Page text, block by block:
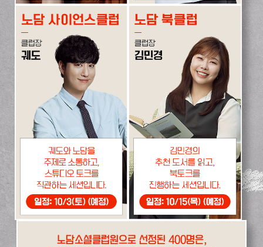
노담소셜클럽원으로 선정된 400명은,